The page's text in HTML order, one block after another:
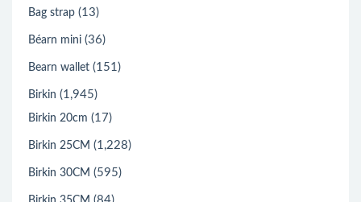
Bag strap (13)
Béarn mini (36)
Bearn wallet (151)
Birkin (1,945)
Birkin 20cm (17)
Birkin 25CM (1,228)
Birkin 30CM (595)